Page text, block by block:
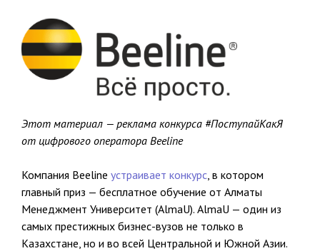
Этот материал — реклама конкурса #ПоступайКакЯ
от цифрового оператора Beeline
Компания Beeline устраивает конкурс, в котором
главный приз — бесплатное обучение от Алматы
Менеджмент Университет (AlmaU). AlmaU — один из
самых престижных бизнес-вузов не только в
Казахстане, но и во всей Центральной и Южной Азии.